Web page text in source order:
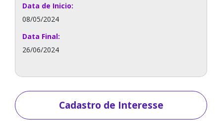
Data de Inicio:
08/05/2024
Data Final:
26/06/2024
Cadastro de Interesse